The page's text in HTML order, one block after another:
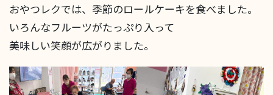
おやつレクでは、季節のロールケーキを食べました。
いろんなフルーツがたっぷり入って
美味しい笑顔が広がりました。